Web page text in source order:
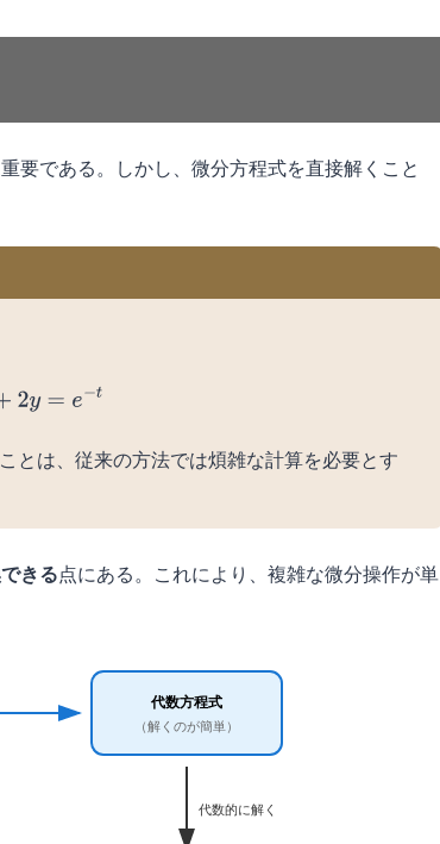
要である。しかし、微分方程式を直接解くこと
d +2 t
とは、従来の方法では煩雑な計算を必要とす
きる点にある。これにより、複雑な微分操作が単
代数方程式
（解くのが簡単）
代数的に解く